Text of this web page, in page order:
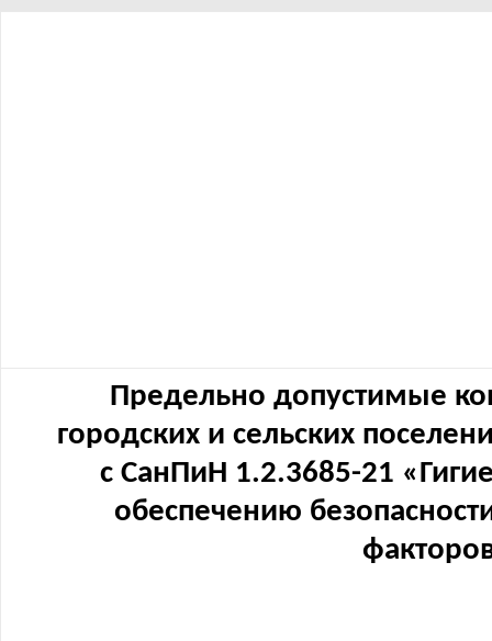
Предельно допустимые
городских и сельских
с СанПиН 1.2.3685-21
обеспечению